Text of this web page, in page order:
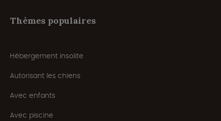
Thèmes populaires
Hébergement insolite
Autorisant les chiens
Avec enfants
Avec piscine